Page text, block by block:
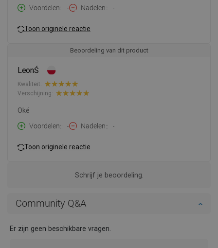
Voordelen:
- Nadelen: -
Toon originele reactie
Beoordeling van dit product
LeonŚ
Kwaliteit:
Verschijning:
Oké
Voordelen:
- Nadelen: -
Toon originele reactie
Schrijf je beoordeling.
Community Q&A
Er zijn geen beschikbare vragen.